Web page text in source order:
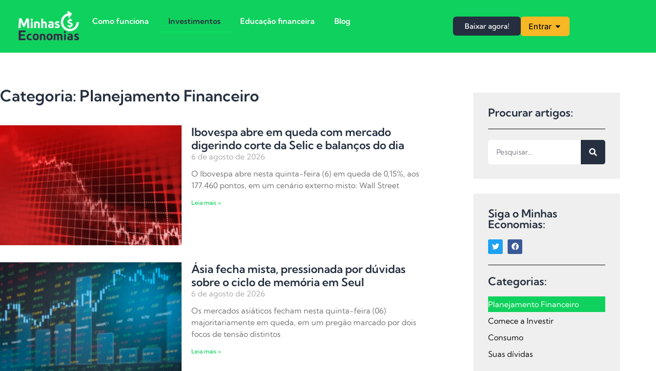
Como funciona Investimentos Educação financeira Blog
Baixar agora! Entrar
Categoria: Planejamento Financeiro
Ibovespa abre em queda com mercado
digerindo corte da Selic e balanços do dia
6 de agosto de 2026
O Ibovespa abre nesta quinta-feira (6) em queda de 0,15%, aos
177.460 pontos, em um cenário externo misto: Wall Street
Leia mais »
Ásia fecha mista, pressionada por dúvidas
sobre o ciclo de memória em Seul
6 de agosto de 2026
Os mercados asiáticos fecham nesta quinta-feira (06)
majoritariamente em queda, em um pregão marcado por dois
focos de tensão distintos
Leia mais »
Procurar artigos:
Siga o Minhas
Economias:
Categorias:
Planejamento Financeiro
Comece a Investir
Consumo
Suas dívidas